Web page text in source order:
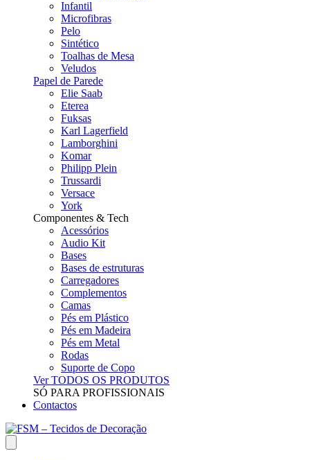
Infantil
Microfibras
Pelo
Sintético
Toalhas de Mesa
Veludos
Papel de Parede
Elie Saab
Eterea
Fuksas
Karl Lagerfield
Lamborghini
Komar
Philipp Plein
Trussardi
Versace
York
Componentes & Tech
Acessórios
Audio Kit
Bases
Bases de estruturas
Carregadores
Complementos
Camas
Pés em Plástico
Pés em Madeira
Pés em Metal
Rodas
Suporte de Copo
Ver TODOS OS PRODUTOS
SÓ PARA PROFISSIONAIS
Contactos